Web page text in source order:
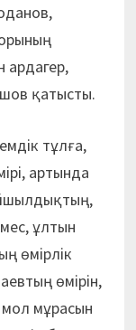
қатысты.
тұлға,
артында
ұлтын
өмiрлiк
өмірін,
мұрасын